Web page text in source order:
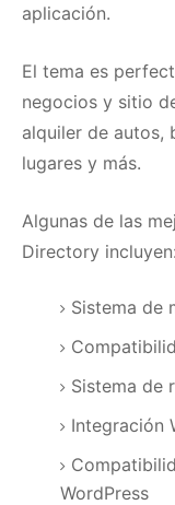
aplicación.
El tema es
negocios y sitio
alquiler de autos,
lugares y más.
Algunas de las
Directory incluyen:
Sistema de
Sistema de
Integración
WordPress